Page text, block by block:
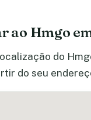
ao Hmgo
do
do seu